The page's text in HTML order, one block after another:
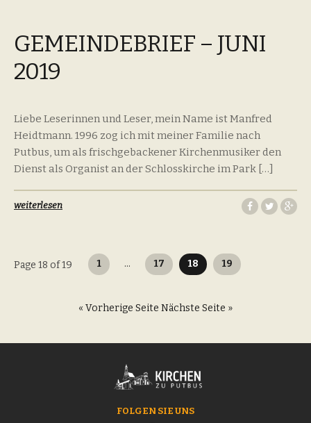
GEMEINDEBRIEF – JUNI
2019
Liebe Leserinnen und Leser, mein Name ist Manfred
Heidtmann. 1996 zog ich mit meiner Familie nach
Putbus, um als frischgebackener Kirchenmusiker den
Dienst als Organist an der Schlosskirche im Park […]
weiterlesen
Page 18 of 19
Seitennummerierung
Beiträge
1 … 17 18 19
« Vorherige Seite Nächste Seite »
FOLGEN SIE UNS